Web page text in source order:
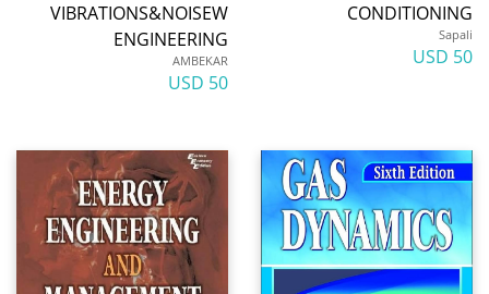
VIBRATIONS&NOISEW
ENGINEERING
AMBEKAR